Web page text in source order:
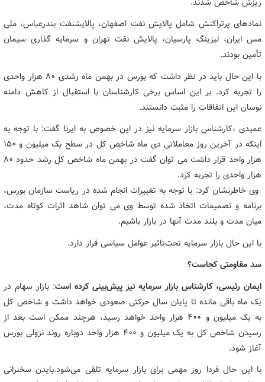
نمادهای پرتراکنش شامل پالایش نفت اصفهان، پالایشنفت بندرعباس، ملی
مس ایران، لیزینگ پارسیان، پالایش نفت تهران و سرمایه گذاری سیمان
تأمین بودند.
با این حال باید در نظر داشت که بورس در بهمن ماه رشدی ٨٠ هزار واحدی
را تجربه کرد. بر این اساس برخی کارشناسان با استقبال از کاهش دامنه
نوسان این اتفاقات را مثبت دانستند.
عمیدی ،کارشناس بازار سرمایه نیز در این خصوص به ایرنا گفت: با توجه به
اینکه در آخرین روز معاملاتی دی ماه شاخص کل در سطح یک میلیون و ۱۵۰
هزار واحد قرار داشت می توان گفت در بهمن ماه شاخص کل رشد حدود ٨٠
هزار واحدی را تجربه کرد.
وی خاطرنشان کرد: با توجه به تغییرات انجام شده در ریاست سازمان بورس،
برنامه و تصمیمات اتخاذ شده توسط وی می توان شاهد اثرات کوتاه مدت،
میان مدت و بلند مدت آنها در بازار باشیم.
با این حال بازار سرمایه تحت‌تاثیر عوامل سیاسی قرار دارد.
سد مقاومتی کجاست؟
ایمان رئیسی، کارشناس بازار سرمایه نیز پیش‌بینی کرده است: بازار سهام در
یک ماه باقی مانده تا پایان سال حرکتی صعودی خواهد داشت و شاخص کل
به یک میلیون و ۴۰۰ هزار واحد خواهد رسید، هرچند ممکن است بعد از
رسیدن شاخص کل به یک میلیون و ۴۰۰ هزار واحد دوباره روند نزولی بورس
آغاز شود.
با این حال فردا روز مهمی برای بازار سرمایه تلقی می‌شود.بایدن سخنرانی